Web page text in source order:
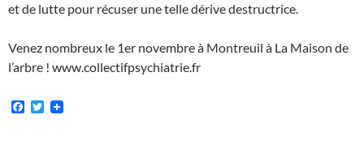
et de lutte pour récuser une telle dérive destructrice.
Venez nombreux le 1er novembre à Montreuil à La Maison de
l’arbre ! www.collectifpsychiatrie.fr
F
T